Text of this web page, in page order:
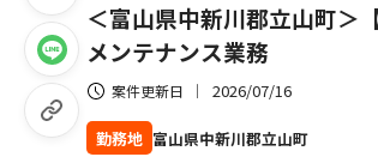
＜富山県中新川郡立山町＞
メンテナンス業務
案件更新日 2026/07/16
勤務地 富山県中新川郡立山町